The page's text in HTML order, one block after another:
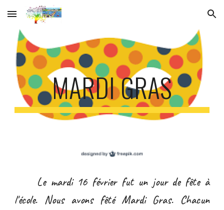
Skip to main content Skip to navigation
MARDI GRAS
Le mardi 16 février fut un jour de fête à
l'école. Nous avons fêté Mardi Gras. Chacun